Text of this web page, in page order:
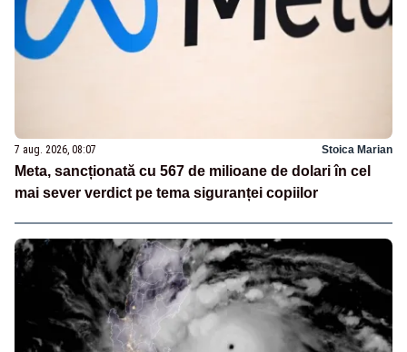
7 aug. 2026, 08:07 Stoica Marian
Meta, sancționată cu 567 de milioane de dolari în cel
mai sever verdict pe tema siguranței copiilor